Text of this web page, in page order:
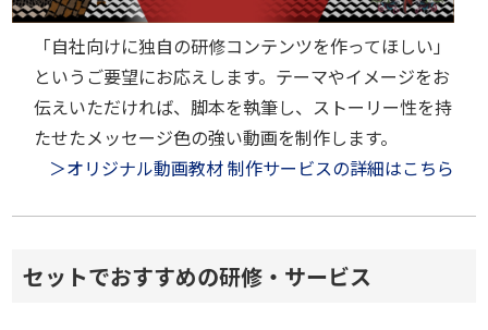
「自社向けに独自の研修コンテンツを作ってほしい」
というご要望にお応えします。テーマやイメージをお
伝えいただければ、脚本を執筆し、ストーリー性を持
たせたメッセージ色の強い動画を制作します。
＞オリジナル動画教材 制作サービスの詳細はこちら
セットでおすすめの研修・サービス